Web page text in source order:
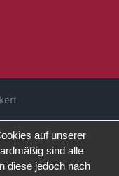
auf unserer
sind alle
diese jedoch nach